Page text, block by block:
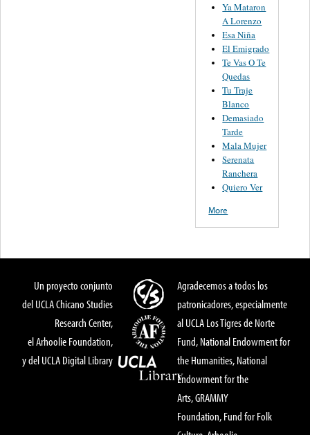
Ya Mataron
A Lorenzo
Esa Niña
El Emigrado
Te Vas O Te
Quedas
Tu Traje
Blanco
Demasiado
Tarde
Mala Mujer
Serenata
Ranchera
Quiero Ver
More
Un proyecto conjunto
del UCLA Chicano Studies
Research Center,
el Arhoolie Foundation,
y del UCLA Digital Library
Agradecemos a todos los
patronicadores, especialmente
al UCLA Los Tigres de Norte
Fund, National Endowment for
the Humanities, National
Endowment for the
Arts, GRAMMY
Foundation, Fund for Folk